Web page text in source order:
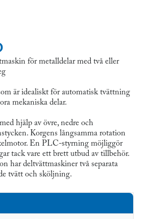
för metalldelar med två eller
är idealiskt för automatisk tvättning
mekaniska delar.
hjälp av övre, nedre och
Korgens långsamma rotation
En PLC-styrning möjliggör
tack vare ett brett utbud av tillbehör.
har deltvättmaskiner två separata
tvätt och sköljning.